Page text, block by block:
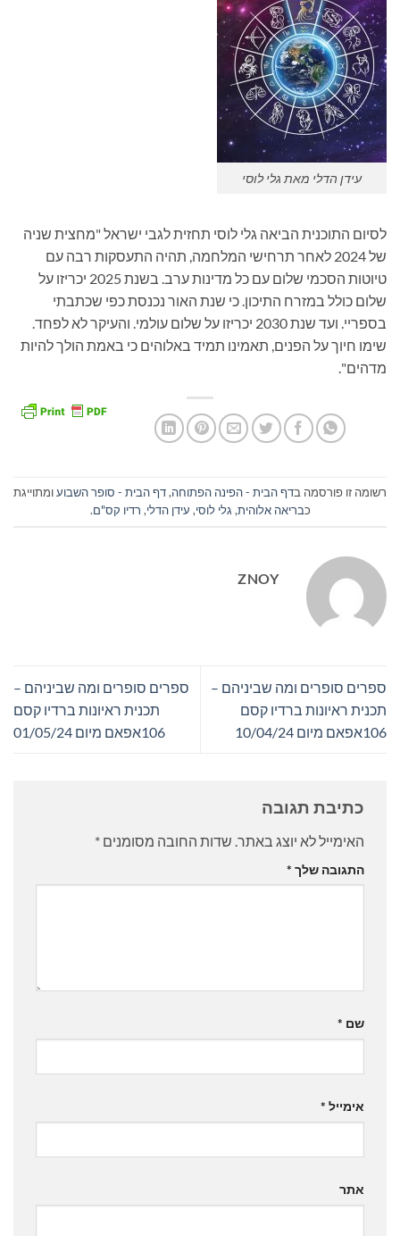
עידן הדלי מאת גלי לוסי
לסיום התוכנית הביאה גלי לוסי תחזית לגבי ישראל "מחצית שניה
של 2024 לאחר תרחישי המלחמה, תהיה התעסקות רבה עם
טיוטות הסכמי שלום עם כל מדינות ערב. בשנת 2025 יכריזו על
שלום כולל במזרח התיכון. כי שנת האור נכנסת כפי שכתבתי
בספריי. ועד שנת 2030 יכריזו על שלום עולמי. והעיקר לא לפחד.
שימו חיוך על הפנים, תאמינו תמיד באלוהים כי באמת הולך להיות
מדהים".
רשומה זו פורסמה בדף הבית - הפינה הפתוחה,דף הבית - סופר השבועומתוייגת
כבריאה אלוהית, גלי לוסי, עידן הדלי, רדיו קס"ם.
ZNOY
ספרים סופרים ומה שביניהם –
תכנית ראיונות ברדיו קסם
106אפאם מיום 10/04/24
ספרים סופרים ומה שביניהם –
תכנית ראיונות ברדיו קסם
106אפאם מיום 01/05/24
כתיבת תגובה
האימייל לא יוצג באתר. שדות החובה מסומנים *
התגובה שלך *
שם *
אימייל *
אתר